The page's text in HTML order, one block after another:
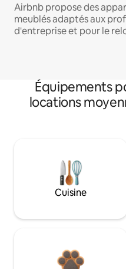
Airbnb propose des
meublés adaptés aux
d'entreprise et pour le
Équipements
locations
Cuisine